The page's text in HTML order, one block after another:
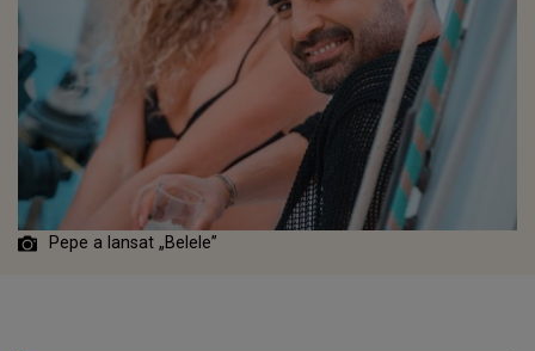
Pepe a lansat „Belele”